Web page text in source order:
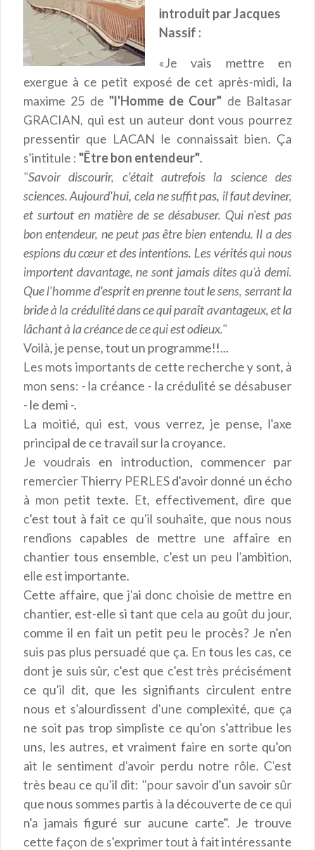
introduit par Jacques
Nassif :
«Je vais mettre en
exergue à ce petit exposé de cet après-midi, la
maxime 25 de "l'Homme de Cour" de Baltasar
GRACIAN, qui est un auteur dont vous pourrez
pressentir que LACAN le connaissait bien. Ça
s'intitule : "Être bon entendeur".
"Savoir discourir, c'était autrefois la science des
sciences. Aujourd'hui, cela ne suffit pas, il faut deviner,
et surtout en matière de se désabuser. Qui n'est pas
bon entendeur, ne peut pas être bien entendu. Il a des
espions du cœur et des intentions. Les vérités qui nous
importent davantage, ne sont jamais dites qu'à demi.
Que l'homme d'esprit en prenne tout le sens, serrant la
bride à la crédulité dans ce qui paraît avantageux, et la
lâchant à la créance de ce qui est odieux."
Voilà, je pense, tout un programme!!...
Les mots importants de cette recherche y sont, à
mon sens: - la créance - la crédulité se désabuser
- le demi -.
La moitié, qui est, vous verrez, je pense, l'axe
principal de ce travail sur la croyance.
Je voudrais en introduction, commencer par
remercier Thierry PERLES d'avoir donné un écho
à mon petit texte. Et, effectivement, dire que
c'est tout à fait ce qu'il souhaite, que nous nous
rendions capables de mettre une affaire en
chantier tous ensemble, c'est un peu l'ambition,
elle est importante.
Cette affaire, que j'ai donc choisie de mettre en
chantier, est-elle si tant que cela au goût du jour,
comme il en fait un petit peu le procès? Je n'en
suis pas plus persuadé que ça. En tous les cas, ce
dont je suis sûr, c'est que c'est très précisément
ce qu'il dit, que les signifiants circulent entre
nous et s'alourdissent d'une complexité, que ça
ne soit pas trop simpliste ce qu'on s'attribue les
uns, les autres, et vraiment faire en sorte qu'on
ait le sentiment d'avoir perdu notre rôle. C'est
très beau ce qu'il dit: "pour savoir d'un savoir sûr
que nous sommes partis à la découverte de ce qui
n'a jamais figuré sur aucune carte". Je trouve
cette façon de s'exprimer tout à fait intéressante